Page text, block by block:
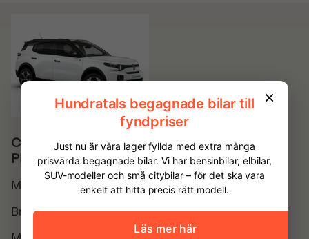
Citroën C3 Aircross MAX Hybrid 145hk -
PRIVATLEASING
Modellår
2026
Bränsle
Hybrid el/bensin